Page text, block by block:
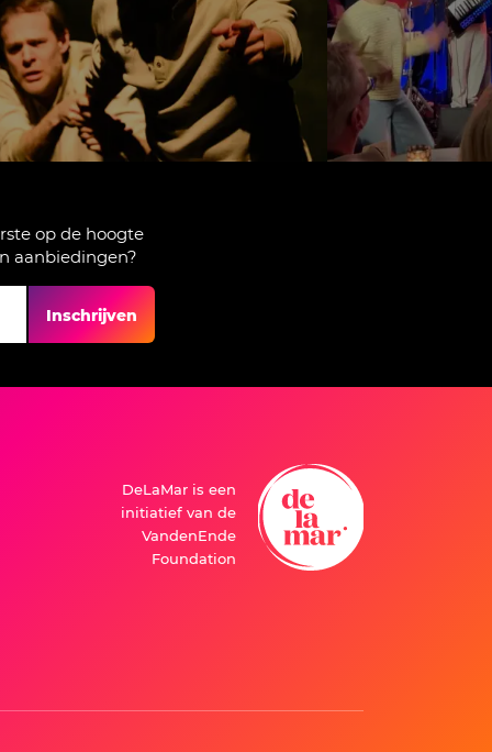
op de hoogte
aanbiedingen?
Inschrijven
DeLaMar is een
initiatief van de
VandenEnde
Foundation